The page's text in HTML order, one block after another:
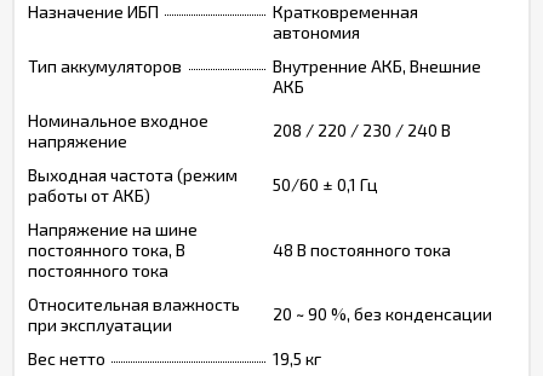
Назначение ИБП
Кратковременная
автономия
Тип аккумуляторов
Внутренние АКБ, Внешние
АКБ
Номинальное входное
напряжение
208 / 220 / 230 / 240 В
Выходная частота (режим
работы от АКБ)
50/60 ± 0,1 Гц
Напряжение на шине
постоянного тока, В
постоянного тока
48 В постоянного тока
Относительная влажность
при эксплуатации
20 ~ 90 %, без конденсации
Вес нетто
19,5 кг